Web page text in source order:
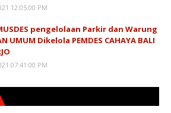
12:05:00 PM
pengelolaan Parkir dan Warung
UMUM Dikelola PEMDES CAHAYA BALI
07:41:00 PM